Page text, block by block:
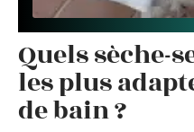
Quels sèche-
les plus
de bain ?